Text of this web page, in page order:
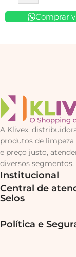
Comprar
A Klivex,
produtos de
e preço justo,
diversos segmentos.
Institucional
Central de
Selos
Política e